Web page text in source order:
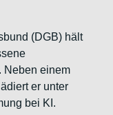
(DGB) hält
Neben einem
er unter
bei KI.